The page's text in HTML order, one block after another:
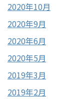
2020年10月
2020年9月
2020年6月
2020年5月
2019年3月
2019年2月